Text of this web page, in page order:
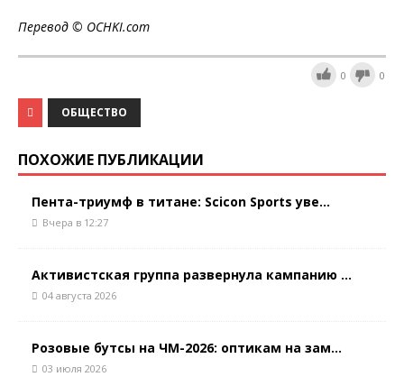
Перевод © OCHKI.com
0 0
ОБЩЕСТВО
ПОХОЖИЕ ПУБЛИКАЦИИ
Пента-триумф в титане: Scicon Sports уве...
Вчера в 12:27
Активистская группа развернула кампанию ...
04 августа 2026
Розовые бутсы на ЧМ-2026: оптикам на зам...
03 июля 2026